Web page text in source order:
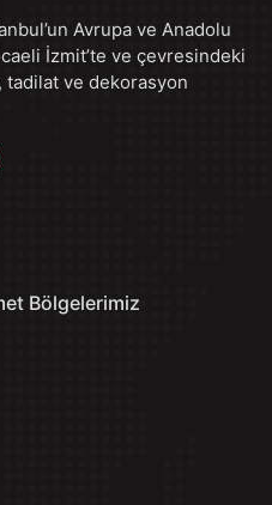
Avrupa ve Anadolu
İzmit’te ve çevresindeki
ve dekorasyon
Bölgelerimiz